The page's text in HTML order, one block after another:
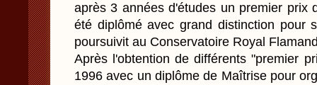
après 3 années d'études un premier prix
été diplômé avec grand distinction pour
poursuivit au Conservatoire Royal
Après l'obtention de différents "premier
1996 avec un diplôme de Maîtrise pour